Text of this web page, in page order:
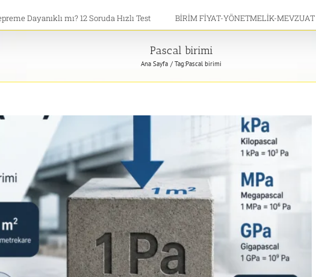
Dayanıklı mı? 12 Soruda Hızlı Test BİRİM FİYAT-YÖNETMELİK-
Pascal birimi
Ana Sayfa Tag:Pascal birimi